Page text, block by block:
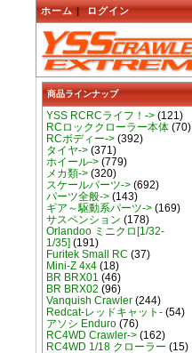
ホーム | ログイン
商品ラインナップ
YSS RCRCライフ！->(121)
RCロッククローラー本体(70)
RCボディー->(392)
タイヤ->(371)
ホイール->(779)
メカ類->(320)
スケールパーツ->(692)
パーツ全般->(143)
ギア～駆動系パーツ->(169)
サスペンション (178)
Orlandoo ミニクロ[1/32-
1/35] (191)
Furitek Small RC (37)
Mini-Z 4x4(18)
BR BRX01 (46)
BR BRX02 (96)
Vanquish Crawler(244)
Redcat-レッドキャット-(54)
アソシ Enduro(76)
RC4WD Crawler->(162)
RC4WD 1/18 クローラー (15)